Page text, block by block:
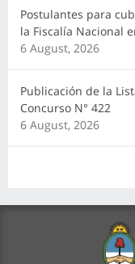
Postulantes para
la Fiscalía Nacional
6 August, 2026
Publicación de la
Concurso N° 422
6 August, 2026